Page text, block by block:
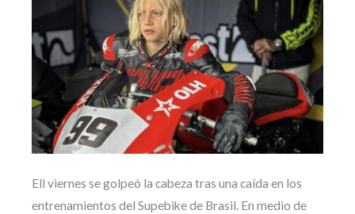
Ell viernes se golpeó la cabeza tras una caída en los
entrenamientos del Supebike de Brasil. En medio de